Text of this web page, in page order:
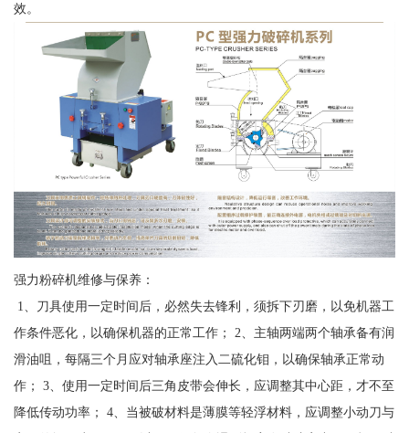
效。
强力粉碎机维修与保养：
1、刀具使用一定时间后，必然失去锋利，须拆下刃磨，以免机器工
作条件恶化，以确保机器的正常工作； 2、主轴两端两个轴承备有润
滑油咀，每隔三个月应对轴承座注入二硫化钼，以确保轴承正常动
作； 3、使用一定时间后三角皮带会伸长，应调整其中心距，才不至
降低传动功率； 4、当被破材料是薄膜等轻浮材料，应调整小动刀与